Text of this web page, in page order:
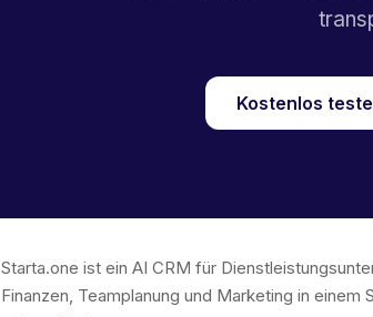
Kostenlos
Starta.one ist ein AI CRM für
Finanzen, Teamplanung und Marketing in